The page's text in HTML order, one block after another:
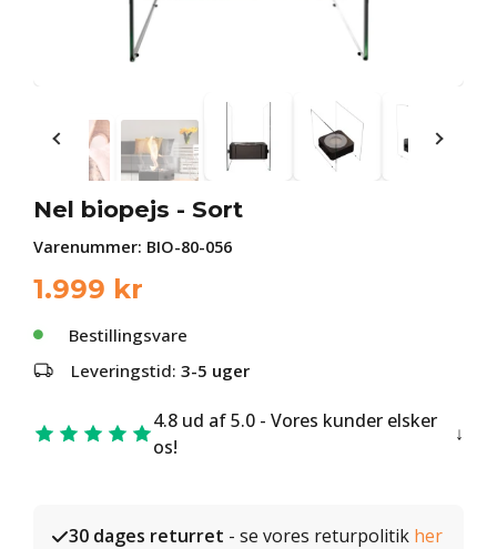
Nel biopejs - Sort
Varenummer: BIO-80-056
1.999 kr
Bestillingsvare
Leveringstid: 3-5 uger
4.8 ud af 5.0 - Vores kunder elsker
os!
30 dages returret - se vores returpolitik her